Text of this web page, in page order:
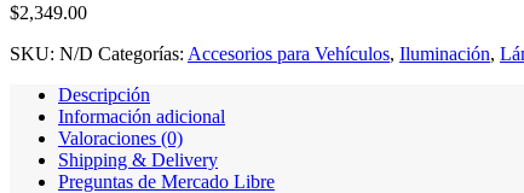
$2,349.00
SKU: N/D Categorías: Accesorios para Vehículos, Iluminación,
Descripción
Información adicional
Valoraciones (0)
Shipping & Delivery
Preguntas de Mercado Libre